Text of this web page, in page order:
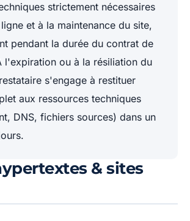
strictement nécessaires
et à la maintenance du site,
pendant la durée du contrat de
l'expiration ou à la résiliation du
s'engage à restituer
aux ressources techniques
DNS, fichiers sources) dans un
& sites